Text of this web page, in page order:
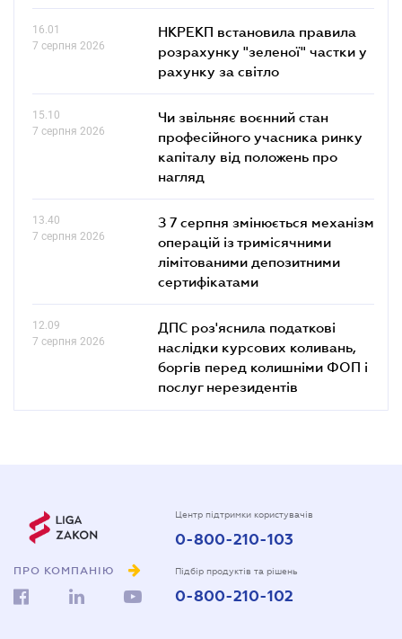
16.01
7 серпня 2026
НКРЕКП встановила правила
розрахунку "зеленої" частки у
рахунку за світло
15.10
7 серпня 2026
Чи звільняє воєнний стан
професійного учасника ринку
капіталу від положень про
нагляд
13.40
7 серпня 2026
З 7 серпня змінюється механізм
операцій із тримісячними
лімітованими депозитними
сертифікатами
12.09
7 серпня 2026
ДПС роз'яснила податкові
наслідки курсових коливань,
боргів перед колишніми ФОП і
послуг нерезидентів
ПРО КОМПАНІЮ
Центр підтримки користувачів
0-800-210-103
Підбір продуктів та рішень
0-800-210-102